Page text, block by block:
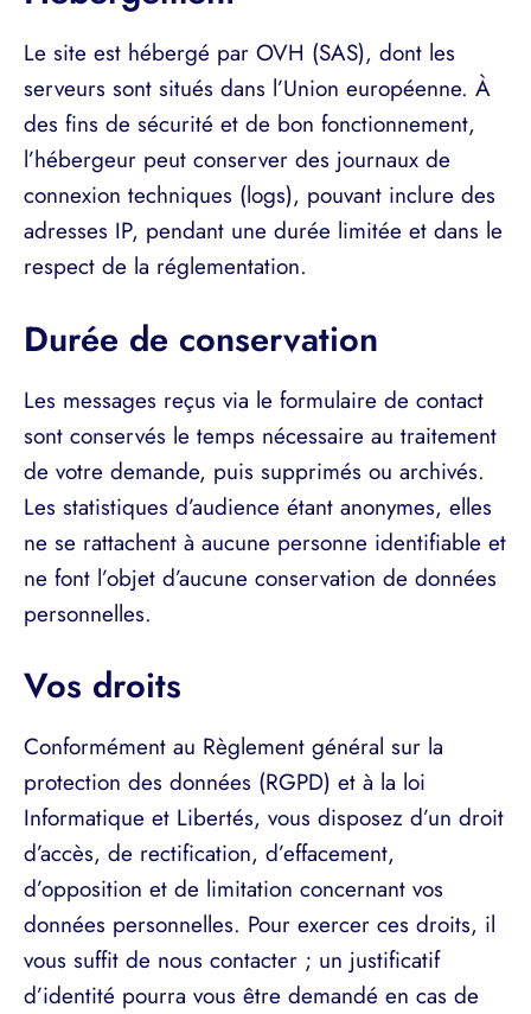
Le site est hébergé par OVH (SAS), dont les
serveurs sont situés dans l’Union européenne. À
des fins de sécurité et de bon fonctionnement,
l’hébergeur peut conserver des journaux de
connexion techniques (logs), pouvant inclure des
adresses IP, pendant une durée limitée et dans le
respect de la réglementation.
Durée de conservation
Les messages reçus via le formulaire de contact
sont conservés le temps nécessaire au traitement
de votre demande, puis supprimés ou archivés.
Les statistiques d’audience étant anonymes, elles
ne se rattachent à aucune personne identifiable et
ne font l’objet d’aucune conservation de données
personnelles.
Vos droits
Conformément au Règlement général sur la
protection des données (RGPD) et à la loi
Informatique et Libertés, vous disposez d’un droit
d’accès, de rectification, d’effacement,
d’opposition et de limitation concernant vos
données personnelles. Pour exercer ces droits, il
vous suffit de nous contacter ; un justificatif
d’identité pourra vous être demandé en cas de